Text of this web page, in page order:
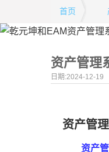
首页
资产管理
日期:2024-12-19
资产管
资产